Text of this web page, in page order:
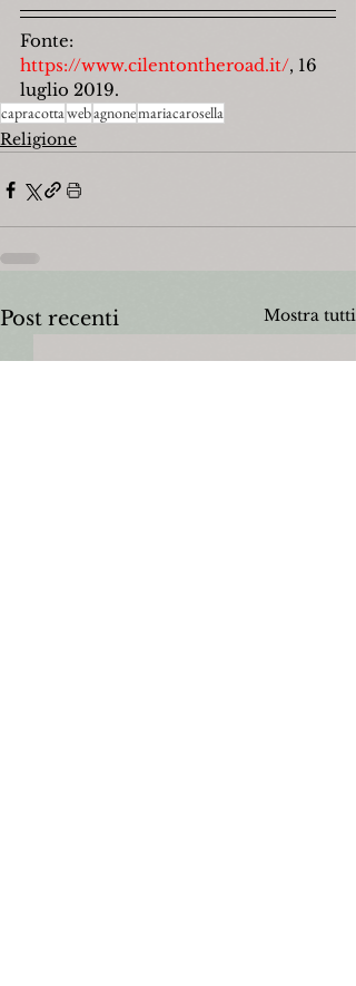
Fonte:
https://www.cilentontheroad.it/, 16
luglio 2019.
capracottawebagnonemariacarosella
Religione
Post recenti Mostra tutti